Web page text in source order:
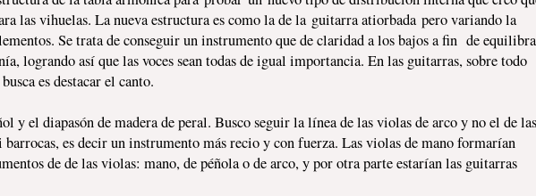
las vihuelas. La nueva estructura es como la de la guitarra atiorbada pero variando la
Se trata de conseguir un instrumento que de claridad a los bajos a fin de
logrando así que las voces sean todas de igual importancia. En las guitarras, sobre todo
es destacar el canto.
y el diapasón de madera de peral. Busco seguir la línea de las violas de arco y no el de las
barrocas, es decir un instrumento más recio y con fuerza. Las violas de mano formarían
de de las violas: mano, de péñola o de arco, y por otra parte estarían las guitarras